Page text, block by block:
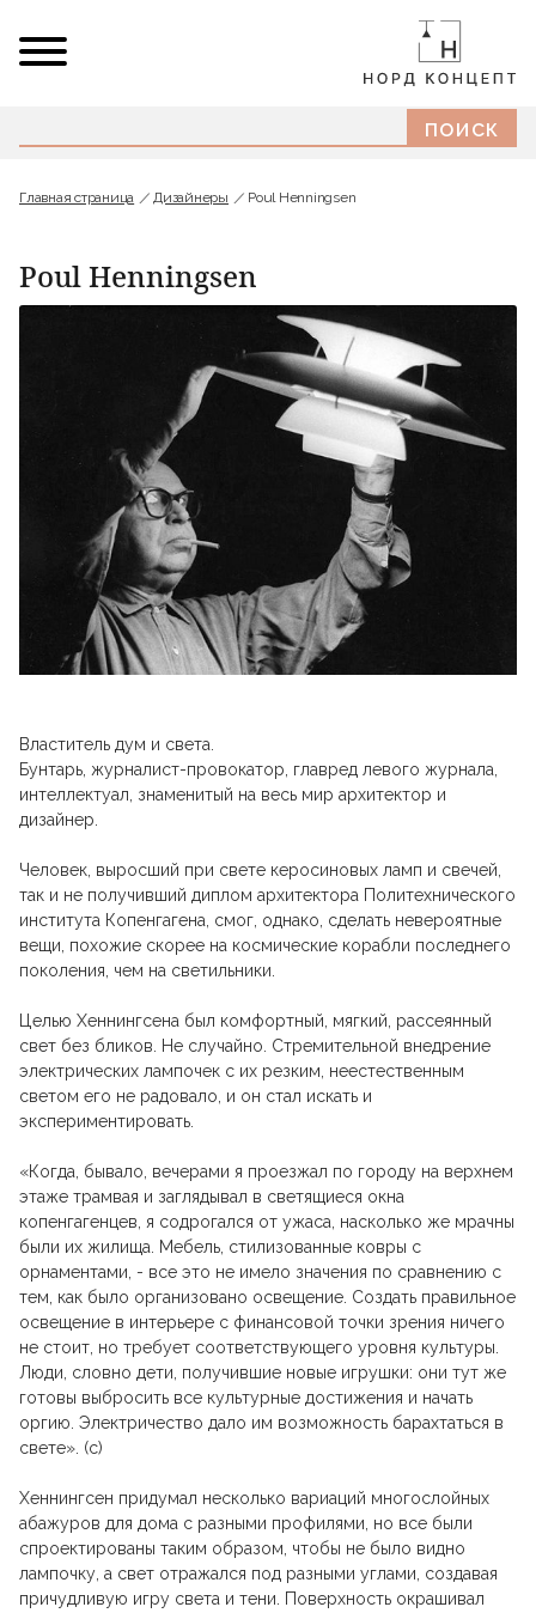
Главная страница Дизайнеры Poul Henningsen
Poul Henningsen
Властитель дум и света.
Бунтарь, журналист-провокатор, главред левого журнала,
интеллектуал, знаменитый на весь мир архитектор и
дизайнер.
Человек, выросший при свете керосиновых ламп и свечей,
так и не получивший диплом архитектора Политехнического
института Копенгагена, смог, однако, сделать невероятные
вещи, похожие скорее на космические корабли последнего
поколения, чем на светильники.
Целью Хеннингсена был комфортный, мягкий, рассеянный
свет без бликов. Не случайно. Стремительной внедрение
электрических лампочек с их резким, неестественным
светом его не радовало, и он стал искать и
экспериментировать.
«Когда, бывало, вечерами я проезжал по городу на верхнем
этаже трамвая и заглядывал в светящиеся окна
копенгагенцев, я содрогался от ужаса, насколько же мрачны
были их жилища. Мебель, стилизованные ковры с
орнаментами, - все это не имело значения по сравнению с
тем, как было организовано освещение. Создать правильное
освещение в интерьере с финансовой точки зрения ничего
не стоит, но требует соответствующего уровня культуры.
Люди, словно дети, получившие новые игрушки: они тут же
готовы выбросить все культурные достижения и начать
оргию. Электричество дало им возможность барахтаться в
свете». (с)
Хеннингсен придумал несколько вариаций многослойных
абажуров для дома с разными профилями, но все были
спроектированы таким образом, чтобы не было видно
лампочку, а свет отражался под разными углами, создавая
причудливую игру света и тени. Поверхность окрашивал